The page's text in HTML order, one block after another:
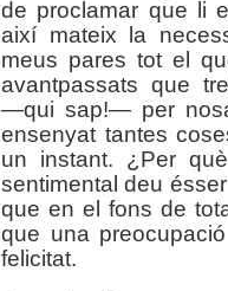
de proclamar que li
així mateix la
meus pares tot el
avantpassats que
—qui sap!— per
ensenyat tantes
un instant. ¿Per
sentimental deu
que en el fons de
que una
felicitat.